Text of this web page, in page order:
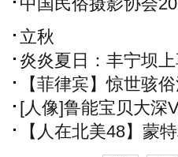
立秋
炎炎夏日：丰宁坝
【菲律宾】惊世骇
[人像]鲁能宝贝大深
欲出
【人在北美48】蒙